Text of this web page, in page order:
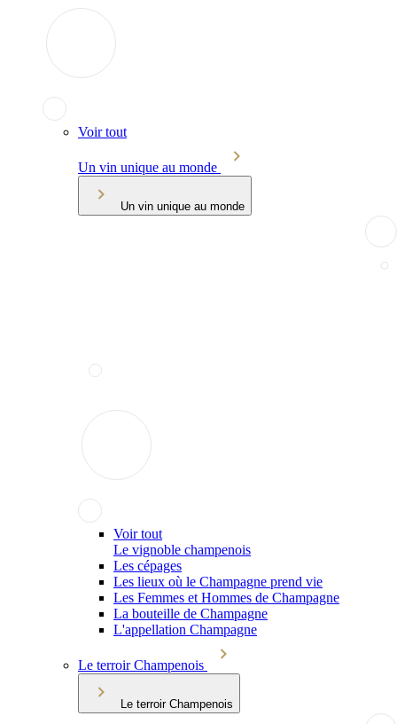
Voir tout
Un vin unique au monde
Un vin unique au monde
Voir tout
Le vignoble champenois
Les cépages
Les lieux où le Champagne prend vie
Les Femmes et Hommes de Champagne
La bouteille de Champagne
L'appellation Champagne
Le terroir Champenois
Le terroir Champenois